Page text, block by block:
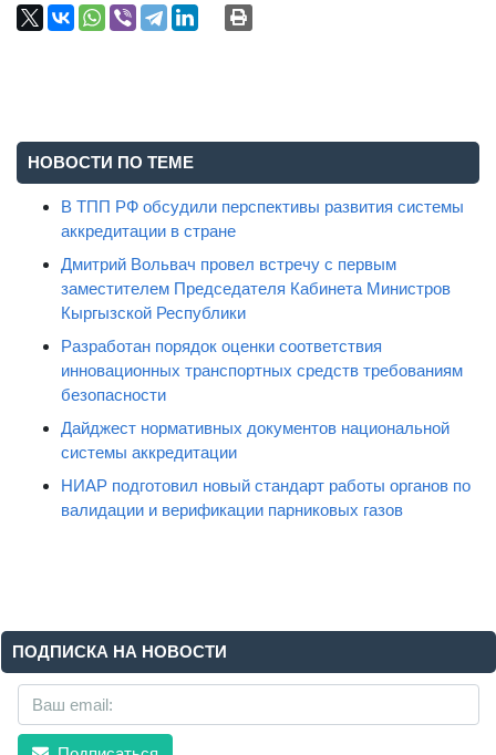
Поделиться:
НОВОСТИ ПО ТЕМЕ
В ТПП РФ обсудили перспективы развития системы
Дмитрий Вольвач провел встречу с первым
заместителем Председателя Кабинета Министров
Разработан порядок оценки соответствия
инновационных транспортных средств требованиям
Дайджест нормативных документов национальной
НИАР подготовил новый стандарт работы органов по
ПОДПИСКА НА НОВОСТИ